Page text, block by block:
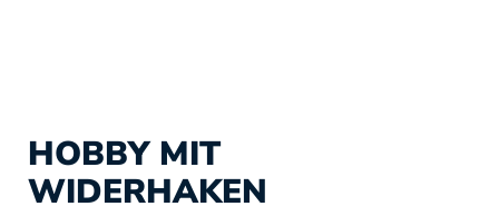
HOBBY MIT
WIDERHAKEN